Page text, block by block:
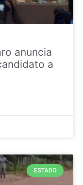
anuncia
a
ESTADO